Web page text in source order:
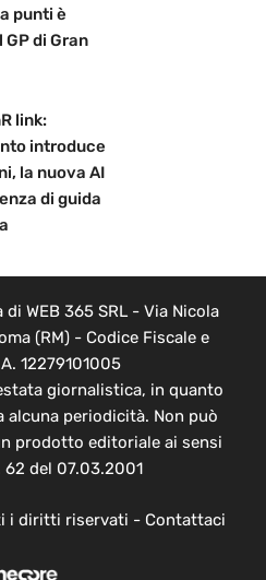
punti è
GP di Gran
link:
introduce
la nuova AI
di guida
WEB 365 SRL - Via Nicola
(RM) - Codice Fiscale e
12279101005
giornalistica, in quanto
alcuna periodicità. Non può
prodotto editoriale ai sensi
62 del 07.03.2001
i diritti riservati - Contattaci